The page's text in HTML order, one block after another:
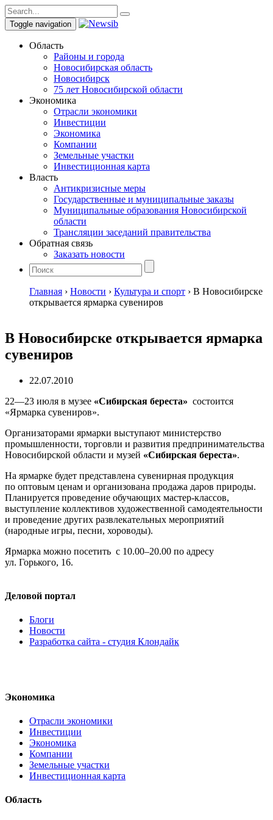
Toggle navigation
Область
Районы и города
Новосибирская область
Новосибирск
75 лет Новосибирской области
Экономика
Отрасли экономики
Инвестиции
Экономика
Компании
Земельные участки
Инвестиционная карта
Власть
Антикризисные меры
Государственные и муниципальные заказы
Муниципальные образования Новосибирской
области
Трансляции заседаний правительства
Обратная связь
Заказать новости
Главная › Новости › Культура и спорт › В Новосибирске
открывается ярмарка сувениров
В Новосибирске открывается ярмарка
сувениров
22.07.2010
22—23 июля в музее «Сибирская береста» состоится
«Ярмарка сувениров».
Организаторами ярмарки выступают министерство
промышленности, торговли и развития предпринимательства
Новосибирской области и музей «Сибирская береста».
На ярмарке будет представлена сувенирная продукция
по оптовым ценам и организована продажа даров природы.
Планируется проведение обучающих мастер-классов,
выступление коллективов художественной самодеятельности
и проведение других развлекательных мероприятий
(народные игры, песни, хороводы).
Ярмарка можно посетить с 10.00–20.00 по адресу
ул. Горького, 16.
Деловой портал
Блоги
Новости
Разработка сайта - студия Клондайк
Экономика
Отрасли экономики
Инвестиции
Экономика
Компании
Земельные участки
Инвестиционная карта
Область